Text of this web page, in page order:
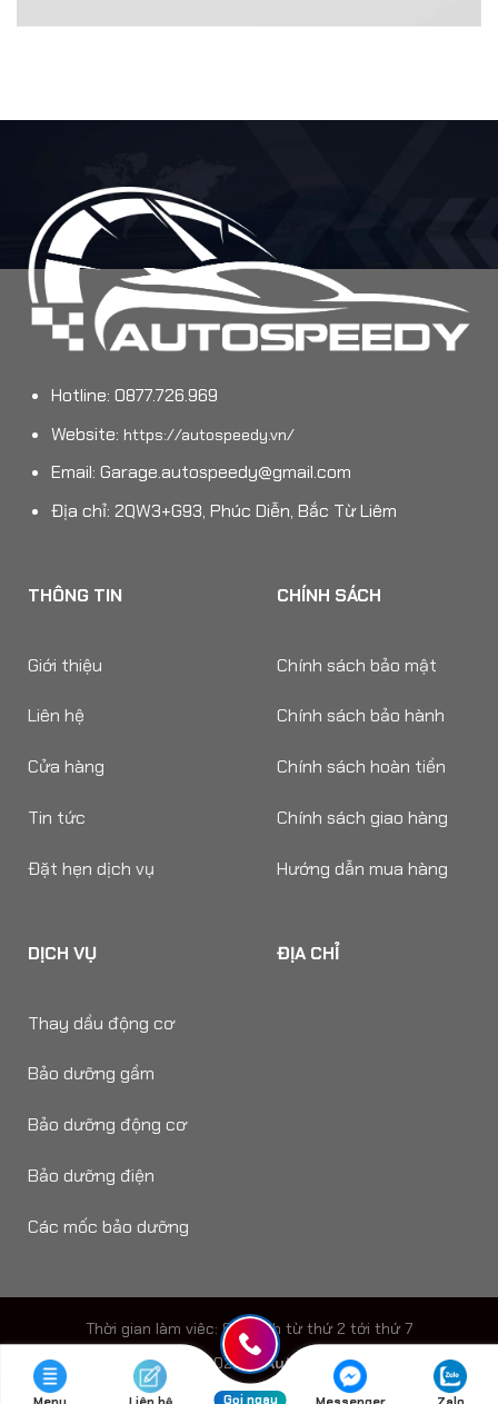
Hotline: 0877.726.969
Website: https://autospeedy.vn/
Email: Garage.autospeedy@gmail.com
Địa chỉ: 2QW3+G93, Phúc Diễn, Bắc Từ Liêm
THÔNG TIN
Giới thiệu
Liên hệ
Cửa hàng
Tin tức
Đặt hẹn dịch vụ
CHÍNH SÁCH
Chính sách bảo mật
Chính sách bảo hành
Chính sách hoàn tiền
Chính sách giao hàng
Hướng dẫn mua hàng
DỊCH VỤ
Thay dầu động cơ
Bảo dưỡng gầm
Bảo dưỡng động cơ
Bảo dưỡng điện
Các mốc bảo dưỡng
ĐỊA CHỈ
Thời gian làm viêc: 8h - 18h từ thứ 2 tới thứ 7
Copyright 2026 ©Auto Speedy
Gọi ngay